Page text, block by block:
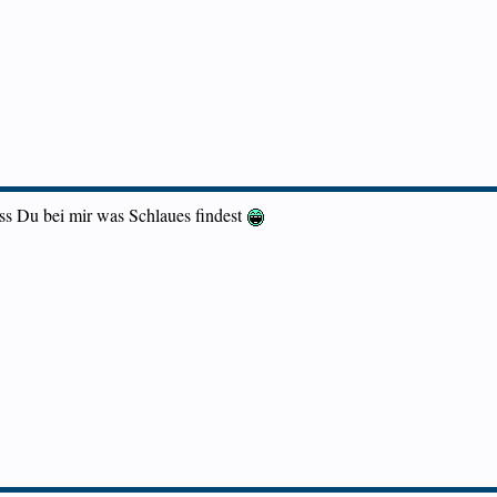
Du bei mir was Schlaues findest